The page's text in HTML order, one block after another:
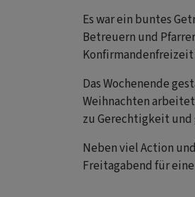
Es war ein buntes
Betreuern und
Konfirmandenfreizeit
Das Wochenende
Weihnachten
zu Gerechtigkeit
Neben viel Action
Freitagabend für